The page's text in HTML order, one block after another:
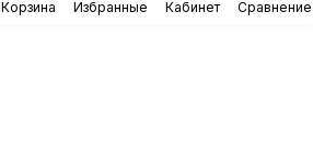
Корзина Избранные Кабинет Сравнение